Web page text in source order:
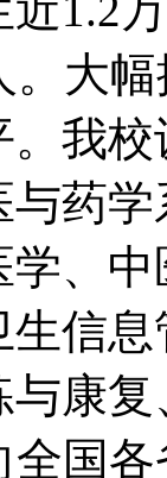
1.2
。大
我
与药
、
信
康
全国